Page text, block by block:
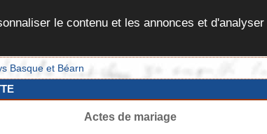
le contenu et les annonces et
Basque et Béarn
Actes de mariage